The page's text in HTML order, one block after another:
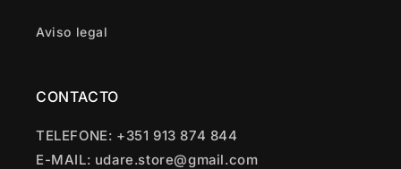
Aviso legal
CONTACTO
TELEFONE: +351 913 874 844
E-MAIL: udare.store@gmail.com